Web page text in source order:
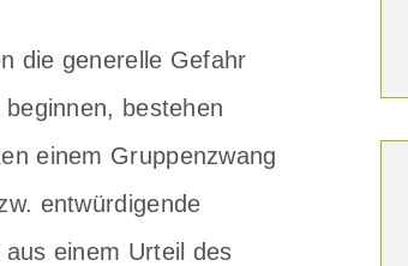
die generelle Gefahr
bestehen
einem Gruppenzwang
entwürdigende
einem Urteil des